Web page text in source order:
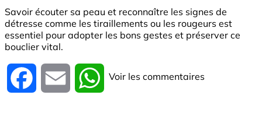
Savoir écouter sa peau et reconnaître les signes de
détresse comme les tiraillements ou les rougeurs est
essentiel pour adopter les bons gestes et préserver ce
bouclier vital.
Facebook Email WhatsApp
Voir les commentaires